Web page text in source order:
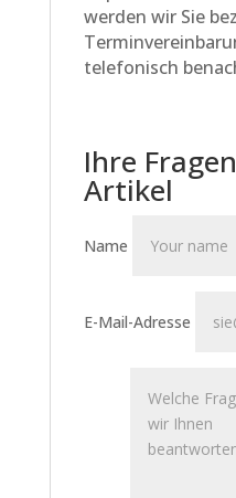
werden wir Sie
telefonisch
Ihre
Artikel
Name
E-Mail-Adresse